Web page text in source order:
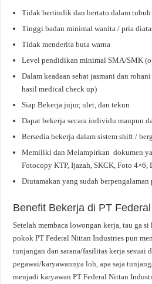
Tidak bertindik dan bertato dalam tubuh
Tinggi badan minimal wanita / pria
Tidak menderita buta warna
Level pendidikan minimal SMA/SMK
Dalam keadaan sehat jasmani dan
hasil medical check up)
Siap Bekerja jujur, ulet, dan tekun
Dapat bekerja secara individu maupun
Bersedia bekerja dalam sistem shift /
Memiliki dan Melampirkan dokumen
Fotocopy KTP, Ijazah, SKCK, Foto 4×6,
Diutamakan yang sudah berpengalaman
Benefit Bekerja di PT
Setelah membaca lowongan kerja, tau ga
pokok PT Federal Nittan Industries pun
tunjangan dan sarana/fasilitas kerja sesuai
pegawai/karyawannya loh, apa saja
menjadi karyawan PT Federal Nittan